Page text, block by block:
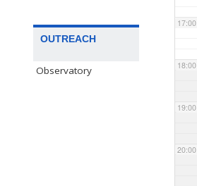
OUTREACH
Observatory
17:00
18:00
19:00
20:00